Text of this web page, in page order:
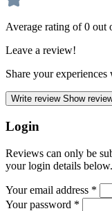
Average rating of 0 out
Leave a review!
Share your
Write review Show
Login
Reviews can only be
your login details below.
Your email address *
Your password *